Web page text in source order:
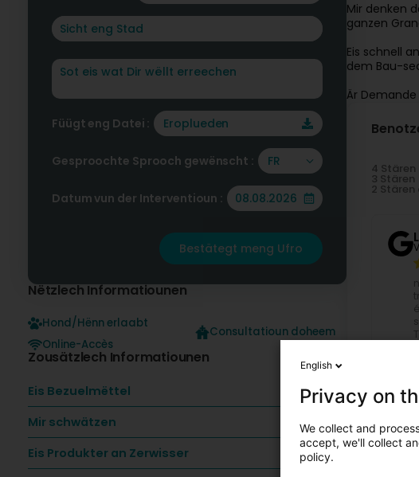
Füügt eng Datei : Eroplueden
Gesproochte Sprooch gewënscht : FR
Datum vun der Interventioun :
Bestätegt meng Ufro
Nëtzlech Informatiounen
Hond/Hënn erlaabt
Online-Accès
Consultatioun doheem
Zousätzlech Informatiounen
Eis Bezuelmëttel
Mir schwätzen
Eis Produkter an Zerwisser
Mir denken
ganzen
Eis schnell
dem Bau-
Är
4 Stären
3 Stären
2 Stären
English
Privacy on
We collect and
accept, we'll collect
policy.